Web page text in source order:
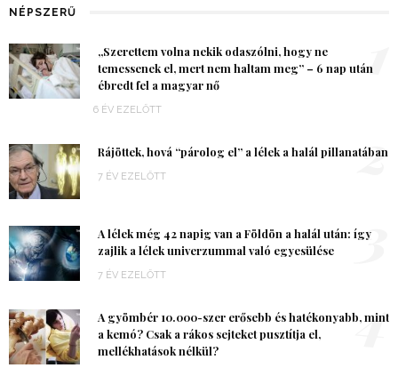
NÉPSZERŰ
„Szerettem volna nekik odaszólni, hogy ne
temessenek el, mert nem haltam meg” – 6 nap után
ébredt fel a magyar nő
6 ÉV EZELŐTT
1
Rájöttek, hová “párolog el” a lélek a halál pillanatában
7 ÉV EZELŐTT 2
A lélek még 42 napig van a Földön a halál után: így
zajlik a lélek univerzummal való egyesülése
7 ÉV EZELŐTT
3
A gyömbér 10.000-szer erősebb és hatékonyabb, mint
a kemó? Csak a rákos sejteket pusztítja el,
mellékhatások nélkül?
4